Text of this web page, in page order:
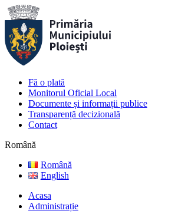
Fă o plată
Monitorul Oficial Local
Documente și informații publice
Transparență decizională
Contact
Română
Română
English
Acasa
Administrație